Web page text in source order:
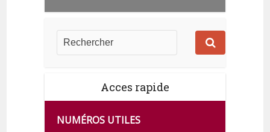
Acces rapide
NUMÉROS UTILES